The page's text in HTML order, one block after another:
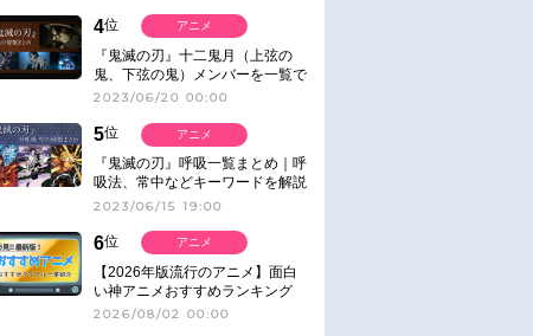
4位
『鬼滅の刃』十二鬼月（上弦の
鬼、下弦の鬼）メンバーを一覧で
紹介＆解説（登場鬼の情報まと
2023/06/20 00:00
アニメ
5位
『鬼滅の刃』呼吸一覧まとめ｜呼
吸法、常中などキーワードを解説
2023/06/15 19:00
アニメ
6位
【2026年版流行のアニメ】面白
い神アニメおすすめランキング
【名作・話題作】｜ジャンル別人
2026/08/02 00:00
アニメ